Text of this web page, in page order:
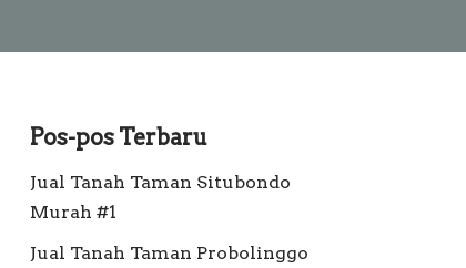
Pos-pos Terbaru
Jual Tanah Taman Situbondo
Murah #1
Jual Tanah Taman Probolinggo